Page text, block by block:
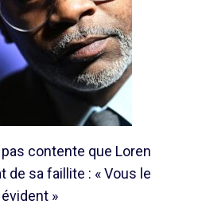
contente que Loren
de sa faillite : « Vous le
»